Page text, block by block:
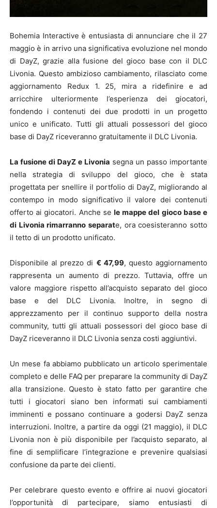
Bohemia Interactive è entusiasta di annunciare che il 27
maggio è in arrivo una significativa evoluzione nel mondo
di DayZ, grazie alla fusione del gioco base con il DLC
Livonia. Questo ambizioso cambiamento, rilasciato come
aggiornamento Redux 1. 25, mira a ridefinire e ad
arricchire ulteriormente l’esperienza dei giocatori,
fondendo i contenuti dei due prodotti in un progetto
unico e unificato. Tutti gli attuali possessori del gioco
base di DayZ riceveranno gratuitamente il DLC Livonia.
La fusione di DayZ e Livonia segna un passo importante
nella strategia di sviluppo del gioco, che è stata
progettata per snellire il portfolio di DayZ, migliorando al
contempo in modo significativo il valore dei contenuti
offerto ai giocatori. Anche se le mappe del gioco base e
di Livonia rimarranno separate, ora coesisteranno sotto
il tetto di un prodotto unificato.
Disponibile al prezzo di € 47,99, questo aggiornamento
rappresenta un aumento di prezzo. Tuttavia, offre un
valore maggiore rispetto all’acquisto separato del gioco
base e del DLC Livonia. Inoltre, in segno di
apprezzamento per il continuo supporto della nostra
community, tutti gli attuali possessori del gioco base di
DayZ riceveranno il DLC Livonia senza costi aggiuntivi.
Un mese fa abbiamo pubblicato un articolo sperimentale
completo e delle FAQ per preparare la community di DayZ
alla transizione. Questo è stato fatto per garantire che
tutti i giocatori siano ben informati sui cambiamenti
imminenti e possano continuare a godersi DayZ senza
interruzioni. Inoltre, a partire da oggi (21 maggio), il DLC
Livonia non è più disponibile per l’acquisto separato, al
fine di semplificare l’integrazione e prevenire qualsiasi
confusione da parte dei clienti.
Per celebrare questo evento e offrire ai nuovi giocatori
l’opportunità di partecipare, siamo entusiasti di